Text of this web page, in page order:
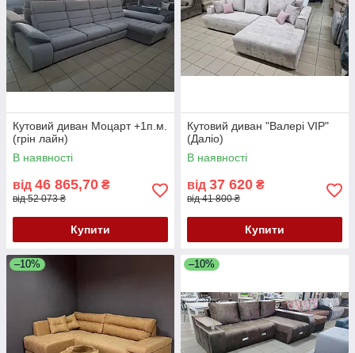
Кутовий диван Моцарт +1п.м.
(грін лайн)
В наявності
від 46 865,70 ₴
від 52 073 ₴
Купити
Кутовий диван "Валері VIP"
(Даліо)
В наявності
від 37 620 ₴
від 41 800 ₴
Купити
–10% –10%